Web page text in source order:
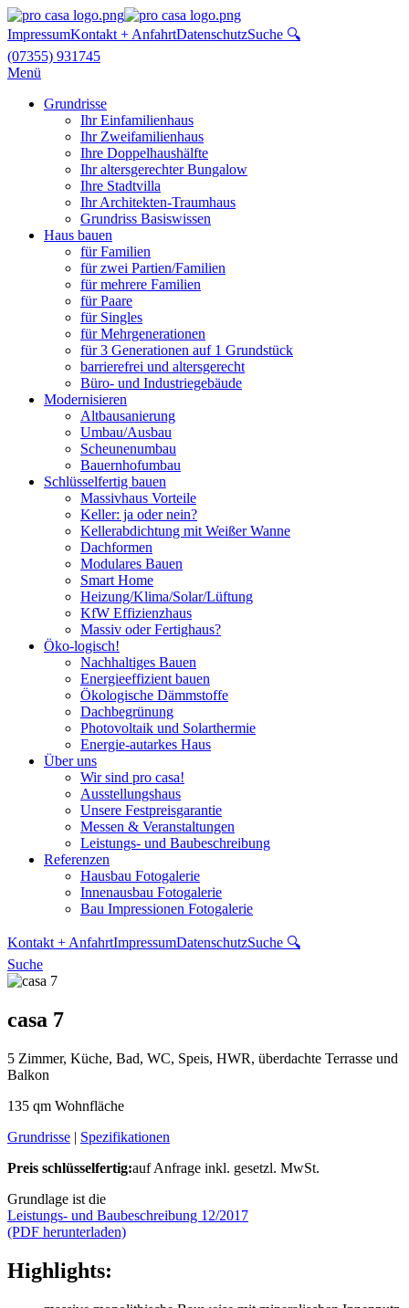
ImpressumKontakt + AnfahrtDatenschutzSuche 🔍
(07355) 931745
Menü
Grundrisse
Ihr Einfamilienhaus
Ihr Zweifamilienhaus
Ihre Doppelhaushälfte
Ihr altersgerechter Bungalow
Ihre Stadtvilla
Ihr Architekten-Traumhaus
Grundriss Basiswissen
Haus bauen
für Familien
für zwei Partien/Familien
für mehrere Familien
für Paare
für Singles
für Mehrgenerationen
für 3 Generationen auf 1 Grundstück
barrierefrei und altersgerecht
Büro- und Industriegebäude
Modernisieren
Altbausanierung
Umbau/Ausbau
Scheunenumbau
Bauernhofumbau
Schlüsselfertig bauen
Massivhaus Vorteile
Keller: ja oder nein?
Kellerabdichtung mit Weißer Wanne
Dachformen
Modulares Bauen
Smart Home
Heizung/Klima/Solar/Lüftung
KfW Effizienzhaus
Massiv oder Fertighaus?
Öko-logisch!
Nachhaltiges Bauen
Energieeffizient bauen
Ökologische Dämmstoffe
Dachbegrünung
Photovoltaik und Solarthermie
Energie-autarkes Haus
Über uns
Wir sind pro casa!
Ausstellungshaus
Unsere Festpreisgarantie
Messen & Veranstaltungen
Leistungs- und Baubeschreibung
Referenzen
Hausbau Fotogalerie
Innenausbau Fotogalerie
Bau Impressionen Fotogalerie
Kontakt + AnfahrtImpressumDatenschutzSuche 🔍
Suche
casa 7
5 Zimmer, Küche, Bad, WC, Speis, HWR, überdachte Terrasse und
Balkon
135 qm Wohnfläche
Grundrisse | Spezifikationen
Preis schlüsselfertig:auf Anfrage inkl. gesetzl. MwSt.
Grundlage ist die
Leistungs- und Baubeschreibung 12/2017
(PDF herunterladen)
Highlights: